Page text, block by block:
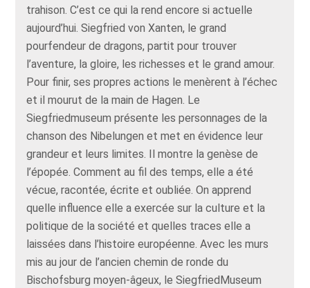
trahison. C’est ce qui la rend encore si actuelle
aujourd’hui. Siegfried von Xanten, le grand
pourfendeur de dragons, partit pour trouver
l’aventure, la gloire, les richesses et le grand amour.
Pour finir, ses propres actions le menèrent à l’échec
et il mourut de la main de Hagen. Le
Siegfriedmuseum présente les personnages de la
chanson des Nibelungen et met en évidence leur
grandeur et leurs limites. Il montre la genèse de
l’épopée. Comment au fil des temps, elle a été
vécue, racontée, écrite et oubliée. On apprend
quelle influence elle a exercée sur la culture et la
politique de la société et quelles traces elle a
laissées dans l’histoire européenne. Avec les murs
mis au jour de l’ancien chemin de ronde du
Bischofsburg moyen-âgeux, le SiegfriedMuseum